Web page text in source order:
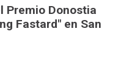
Premio Donostia
Fastard" en San